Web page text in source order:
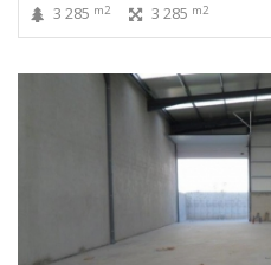
3 285 m2 3 285 m2